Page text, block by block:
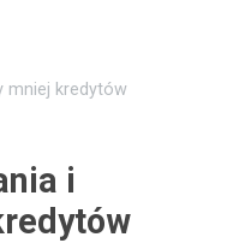
mniej kredytów
i